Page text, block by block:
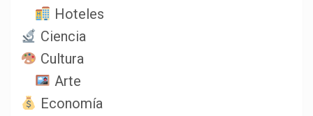
Hoteles
Ciencia
Cultura
Arte
Economía